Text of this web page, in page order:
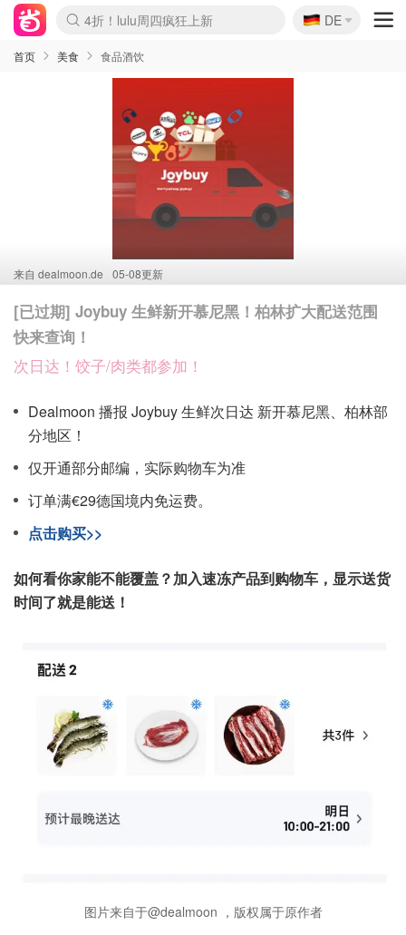
Boticinal 夏促开抢！
4折！lulu周四疯狂上新
还没结束！&OtherStories大促
Joybuy变相75折 随时失效
速领！Stanley独家85折
疑似霸哥！Camper额外叠85折
Zalando 奥莱闪促！每日更新
Moncler反季囤！5折起+叠9折
Coach Brooklyn仅€192
🇩🇪
DE
首页 美食 食品酒饮
来自 dealmoon.de 05-08更新
[已过期] Joybuy 生鲜新开慕尼黑！柏林扩大配送范围
快来查询！
次日达！饺子/肉类都参加！
Dealmoon 播报 Joybuy 生鲜次日达 新开慕尼黑、柏林部
分地区！
仅开通部分邮编，实际购物车为准
订单满€29德国境内免运费。
点击购买>>
如何看你家能不能覆盖？加入速冻产品到购物车，显示送货
时间了就是能送！
图片来自于@dealmoon ，版权属于原作者